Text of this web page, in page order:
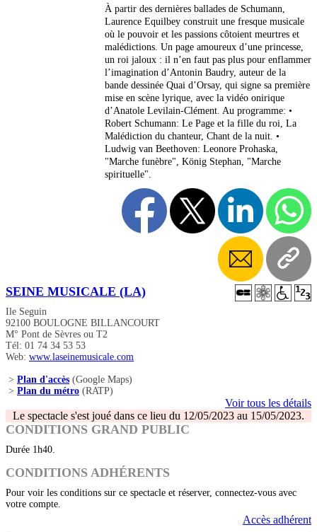
À partir des dernières ballades de Schumann,
Laurence Equilbey construit une fresque musicale
où le pouvoir et les passions côtoient meurtres et
malédictions. Un page amoureux d’une princesse,
un roi jaloux : il n’en faut pas plus pour enflammer
l’imagination d’Antonin Baudry, auteur de la
bande dessinée Quai d’Orsay, qui signe sa première
mise en scène lyrique, avec la vidéo onirique
d’Anatole Levilain-Clément. Au programme: •
Robert Schumann: Le Page et la fille du roi, La
Malédiction du chanteur, Chant de la nuit. •
Ludwig van Beethoven: Leonore Prohaska,
"Marche funèbre", König Stephan, "Marche
spirituelle".
SEINE MUSICALE (LA)
Ile Seguin
92100 BOULOGNE BILLANCOURT
M° Pont de Sèvres ou T2
Tél: 01 74 34 53 53
Web: www.laseinemusicale.com
> Plan d'accès (Google Maps)
> Plan du métro (RATP)
Voir tous les détails
Le spectacle s'est joué dans ce lieu du 12/05/2023 au 15/05/2023.
CONDITIONS GRAND PUBLIC
Durée 1h40.
CONDITIONS ADHÉRENTS
Pour voir les conditions sur ce spectacle et réserver, connectez-vous avec
votre compte.
Accès adhérent